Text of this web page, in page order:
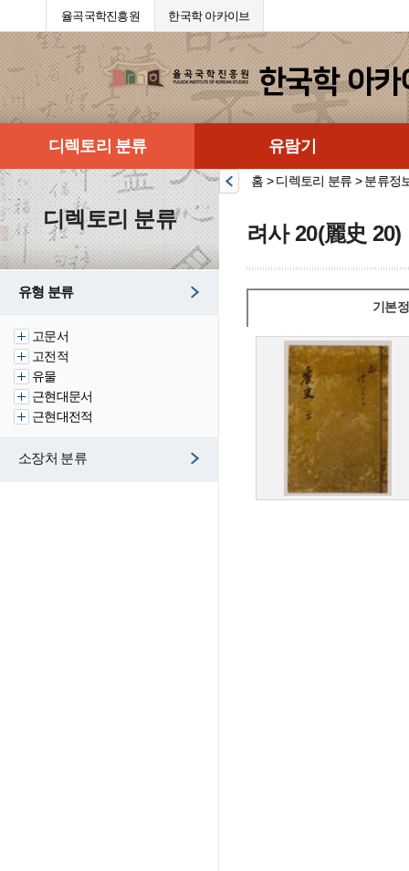
율곡국학진흥원 한국학 아카이브
디렉토리 분류 유람기
디렉토리 분류
유형 분류
고문서
고전적
유물
근현대문서
근현대전적
소장처 분류
홈 > 디렉토리 분류 > 분류정
려사 20(麗史 20)
기본